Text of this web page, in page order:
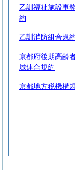
乙訓福祉施設事
約
乙訓消防組合規
京都府後期高齢
域連合規約
京都地方税機構